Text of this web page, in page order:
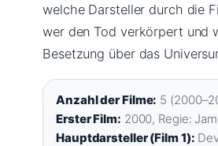
welche Darsteller durch die
wer den Tod verkörpert und
Besetzung über das
Anzahl der Filme: 5
Erster Film: 2000, Regie:
Hauptdarsteller (Film 1):